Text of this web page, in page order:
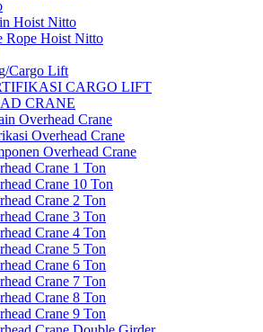
Hoist Nitto
Rope Hoist Nitto
Cargo Lift
CARGO LIFT
CRANE
Overhead Crane
Overhead Crane
Overhead Crane
Crane 1 Ton
Crane 10 Ton
Crane 2 Ton
Crane 3 Ton
Crane 4 Ton
Crane 5 Ton
Crane 6 Ton
Crane 7 Ton
Crane 8 Ton
Crane 9 Ton